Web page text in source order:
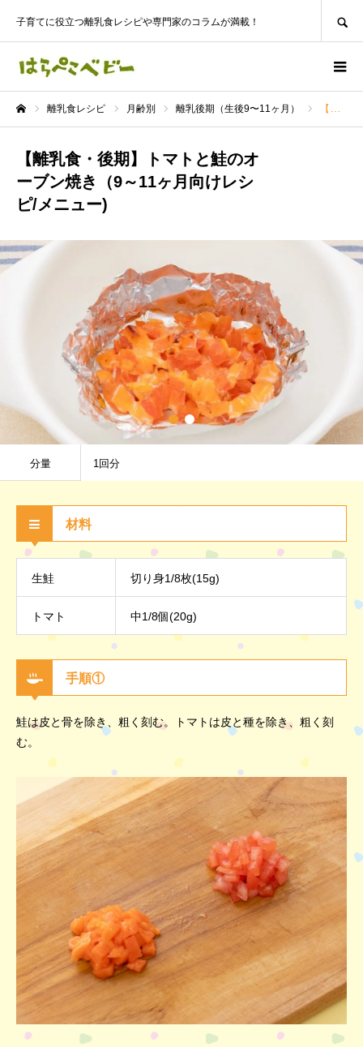
子育てに役立つ離乳食レシピや専門家のコラムが満載！
離乳食レシピ 月齢別 離乳後期（生後9〜11ヶ月） 【離乳食・後期】トマトと鮭のオーブン焼き（9～11ヶ月向けレシピ/メニュー)
【離乳食・後期】トマトと鮭のオ
ーブン焼き（9～11ヶ月向けレシ
ピ/メニュー)
分量 1回分
材料
生鮭 切り身1/8枚(15g)
トマト 中1/8個(20g)
手順①
鮭は皮と骨を除き、粗く刻む。トマトは皮と種を除き、粗く刻
む。